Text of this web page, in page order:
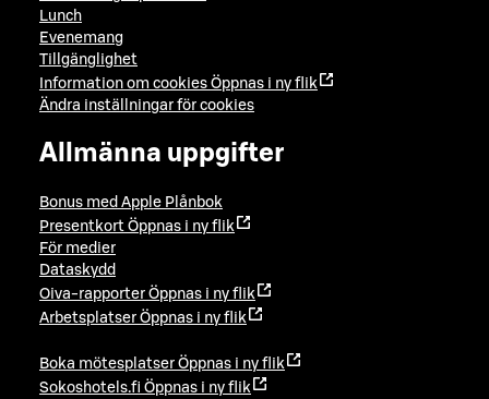
Lunch
Evenemang
Tillgänglighet
Information om cookies Öppnas i ny flik
Ändra inställningar för cookies
Allmänna uppgifter
Bonus med Apple Plånbok
Presentkort Öppnas i ny flik
För medier
Dataskydd
Oiva-rapporter Öppnas i ny flik
Arbetsplatser Öppnas i ny flik
Boka mötesplatser Öppnas i ny flik
Sokoshotels.fi Öppnas i ny flik